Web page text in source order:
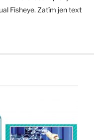
Fisheye. Zatím jen text